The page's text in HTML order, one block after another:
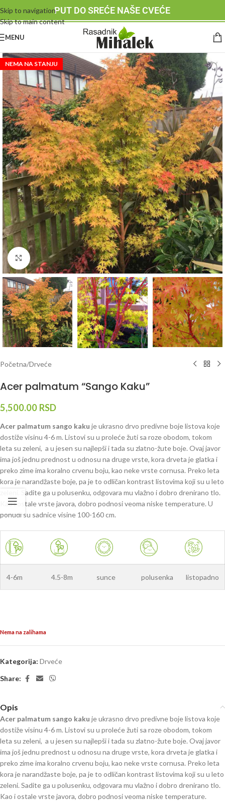
Skip to navigation
Skip to main content
PUT DO SREĆE NAŠE CVEĆE
MENU
NEMA NA STANJU
Klknite da uvećate
Početna/Drveće
Acer palmatum “Sango Kaku”
5,500.00 RSD
Acer palmatum sango kaku je ukrasno drvo predivne boje listova koje
dostiže visinu 4-6 m. Listovi su u proleće žuti sa roze obodom, tokom
leta su zeleni, a u jesen su najlepši i tada su zlatno-žute boje. Ovaj javor
ima još jednu prednost u odnosu na druge vrste, kora drveta je glatka i
preko zime ima koralno crvenu boju, kao neke vrste cornusa. Preko leta
kora je narandžaste boje, pa je to odličan kontrast listovima koji su u leto
zeleni. Sadite ga u polusenku, odgovara mu vlažno i dobro drenirano tlo.
Kao i ostale vrste javora, dobro podnosi veoma niske temperature. U
ponudi su sadnice visine 100-160 cm.
4-6m 4.5-8m sunce polusenka listopadno
Nema na zalihama
Kategorija: Drveće
Share:
Opis
Acer palmatum sango kaku je ukrasno drvo predivne boje listova koje
dostiže visinu 4-6 m. Listovi su u proleće žuti sa roze obodom, tokom
leta su zeleni, a u jesen su najlepši i tada su zlatno-žute boje. Ovaj javor
ima još jednu prednost u odnosu na druge vrste, kora drveta je glatka i
preko zime ima koralno crvenu boju, kao neke vrste cornusa. Preko leta
kora je narandžaste boje, pa je to odličan kontrast listovima koji su u leto
zeleni. Sadite ga u polusenku, odgovara mu vlažno i dobro drenirano tlo.
Kao i ostale vrste javora, dobro podnosi veoma niske temperature.